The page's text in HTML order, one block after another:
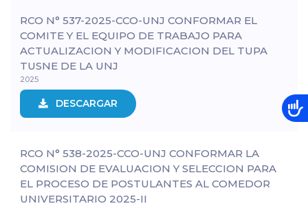
RCO N° 537-2025-CCO-UNJ CONFORMAR EL
COMITE Y EL EQUIPO DE TRABAJO PARA
ACTUALIZACION Y MODIFICACION DEL TUPA
TUSNE DE LA UNJ
2025
DESCARGAR
RCO N° 538-2025-CCO-UNJ CONFORMAR LA
COMISION DE EVALUACION Y SELECCION PARA
EL PROCESO DE POSTULANTES AL COMEDOR
UNIVERSITARIO 2025-II